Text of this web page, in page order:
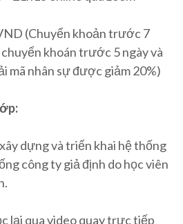
(Chuyển khoản trước 7
khoán trước 5 ngày và
mã nhân sự được giảm 20%)
dựng và triển khai hệ thống
công ty giả định do học viên
lại qua video quay trực tiếp